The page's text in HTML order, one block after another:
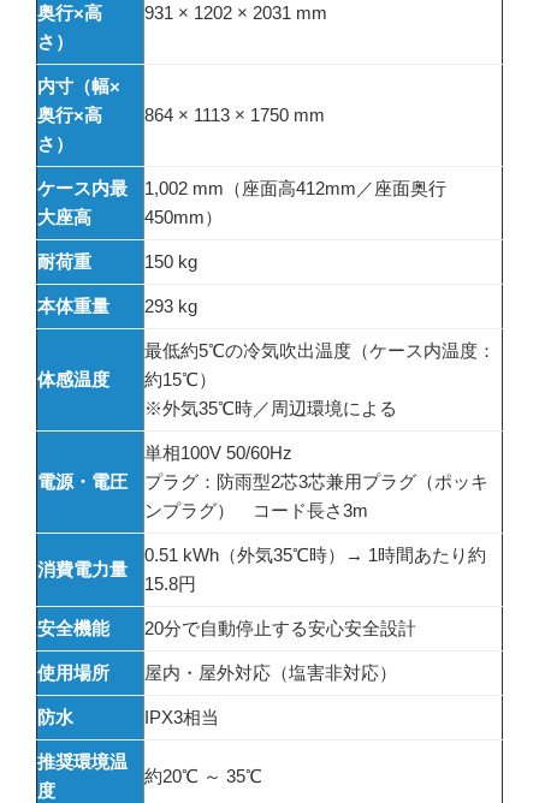
奥行×高
さ）
931 × 1202 × 2031 mm
内寸（幅×
奥行×高
さ）
864 × 1113 × 1750 mm
ケース内最
大座高
1,002 mm（座面高412mm／座面奥行
450mm）
耐荷重 150 kg
本体重量 293 kg
体感温度
最低約5℃の冷気吹出温度（ケース内温度：
約15℃）
※外気35℃時／周辺環境による
電源・電圧
単相100V 50/60Hz
プラグ：防雨型2芯3芯兼用プラグ（ポッキ
ンプラグ） コード長さ3m
消費電力量
0.51 kWh（外気35℃時）→ 1時間あたり約
15.8円
安全機能 20分で自動停止する安心安全設計
使用場所 屋内・屋外対応（塩害非対応）
防水 IPX3相当
推奨環境温
度
約20℃ ～ 35℃